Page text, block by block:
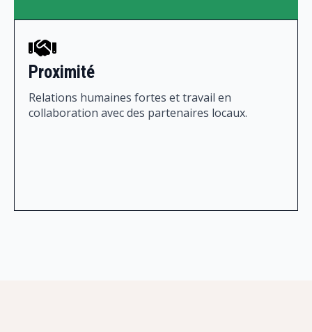
Proximité
Relations humaines fortes et travail en
collaboration avec des partenaires locaux.